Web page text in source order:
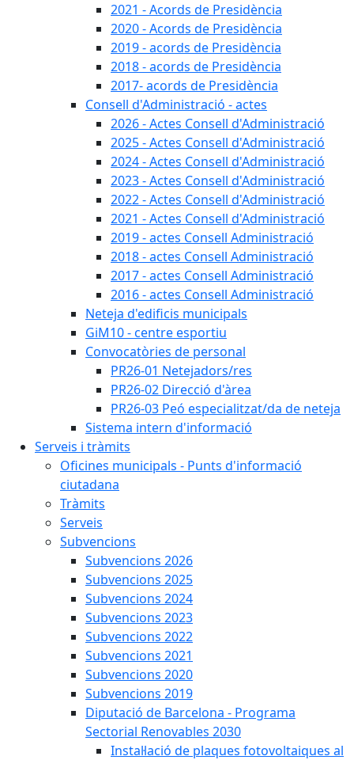
2021 - Acords de Presidència
2020 - Acords de Presidència
2019 - acords de Presidència
2018 - acords de Presidència
2017- acords de Presidència
Consell d'Administració - actes
2026 - Actes Consell d'Administració
2025 - Actes Consell d'Administració
2024 - Actes Consell d'Administració
2023 - Actes Consell d'Administració
2022 - Actes Consell d'Administració
2021 - Actes Consell d'Administració
2019 - actes Consell Administració
2018 - actes Consell Administració
2017 - actes Consell Administració
2016 - actes Consell Administració
Neteja d'edificis municipals
GiM10 - centre esportiu
Convocatòries de personal
PR26-01 Netejadors/res
PR26-02 Direcció d'àrea
PR26-03 Peó especialitzat/da de neteja
Sistema intern d'informació
Serveis i tràmits
Oficines municipals - Punts d'informació
ciutadana
Tràmits
Serveis
Subvencions
Subvencions 2026
Subvencions 2025
Subvencions 2024
Subvencions 2023
Subvencions 2022
Subvencions 2021
Subvencions 2020
Subvencions 2019
Diputació de Barcelona - Programa
Sectorial Renovables 2030
Instal·lació de plaques fotovoltaiques al